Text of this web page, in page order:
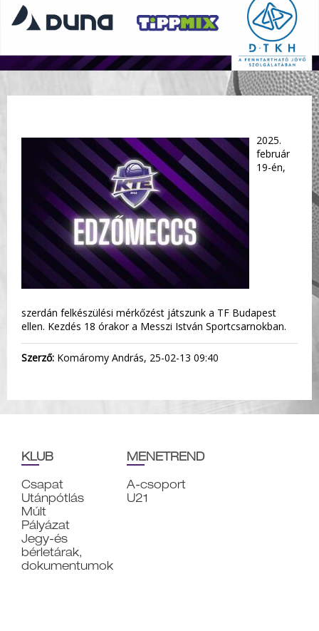
2025.
február
19-én,
szerdán felkészülési mérkőzést játszunk a TF Budapest
ellen. Kezdés 18 órakor a Messzi István Sportcsarnokban.
Szerző: Komáromy András, 25-02-13 09:40
KLUB
Csapat
Utánpótlás
Múlt
Pályázat
Jegy-és
bérletárak,
dokumentumok
MENETREND
A-csoport
U21